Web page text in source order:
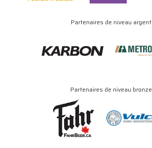
Partenaires de niveau argent
Partenaires de niveau bronze